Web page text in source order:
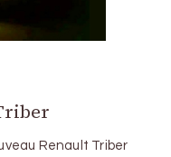
Renault Triber